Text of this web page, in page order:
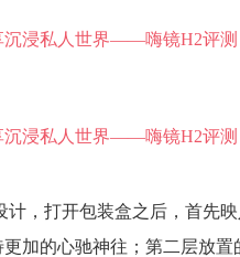
计，打开包装盒之后，首先
加的心驰神往；第二层放